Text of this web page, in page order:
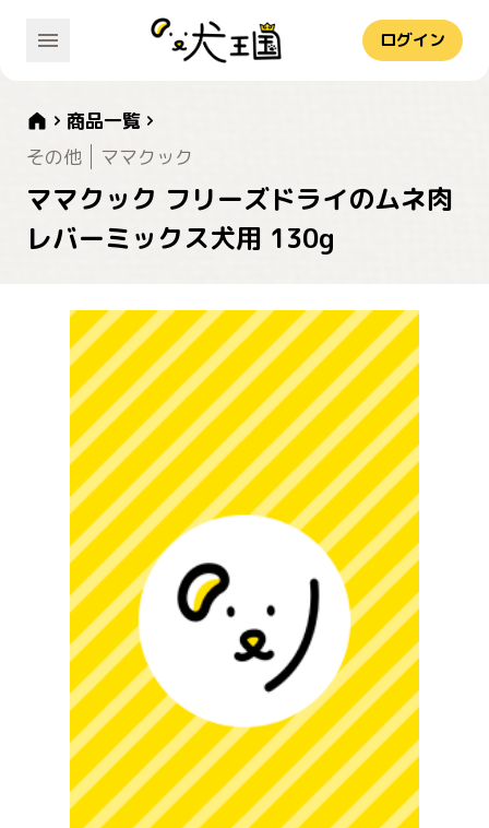
ログイン
商品一覧
その他
ママクック
ママクック フリーズドライのムネ肉
レバーミックス犬用 130g